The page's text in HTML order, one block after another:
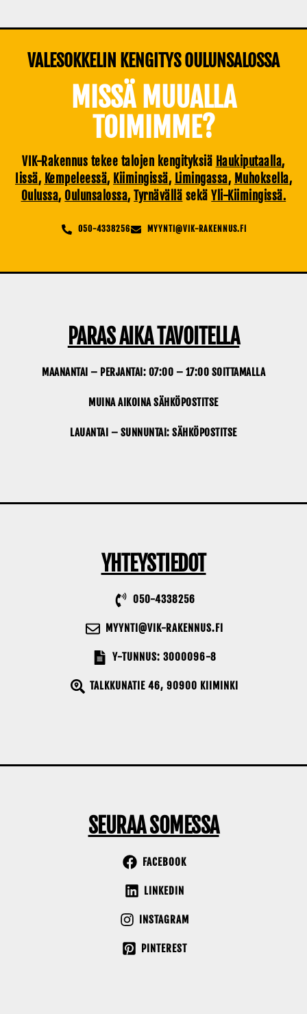
VALESOKKELIN KENGITYS OULUNSALOSSA
MISSÄ MUUALLA
TOIMIMME?
VIK-Rakennus tekee talojen kengityksiä Haukiputaalla,
Iissä, Kempeleessä, Kiimingissä, Limingassa, Muhoksella,
Oulussa, Oulunsalossa,Tyrnävällä sekäYli-Kiimingissä.
050-4338256 MYYNTI@VIK-RAKENNUS.FI
PARAS AIKA TAVOITELLA
MAANANTAI – PERJANTAI: 07:00 – 17:00 SOITTAMALLA
MUINA AIKOINA SÄHKÖPOSTITSE
LAUANTAI – SUNNUNTAI: SÄHKÖPOSTITSE
YHTEYSTIEDOT
050-4338256
MYYNTI@VIK-RAKENNUS.FI
Y-TUNNUS: 3000096-8
TALKKUNATIE 46, 90900 KIIMINKI
SEURAA SOMESSA
FACEBOOK
LINKEDIN
INSTAGRAM
PINTEREST